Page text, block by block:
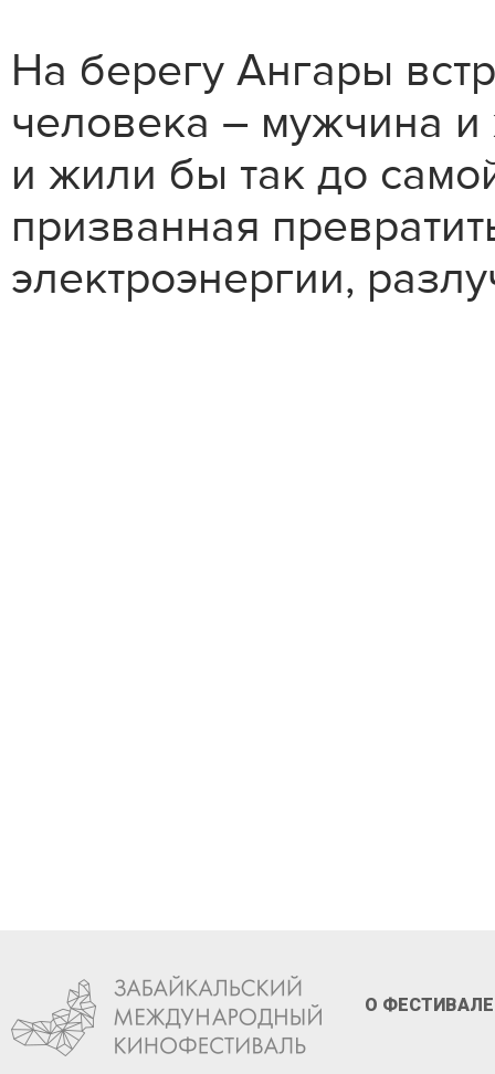
На берегу Ангары
человека – мужчина
и жили бы так до
призванная
электроэнергии,
О ФЕСТИВАЛЕ